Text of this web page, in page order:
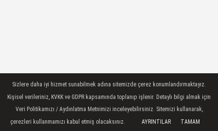
Sizlere daha iyi hizmet sunabilmek adına sitemizde çerez konumlandırmaktayız.
Kişisel verileriniz, KVKK ve GDPR kapsamında toplanıp işlenir. Detaylı bilgi almak için
Veri Politikamızı / Aydınlatma Metnimizi inceleyebilirsiniz. Sitemizi kullanarak,
çerezleri kullanmamızı kabul etmiş olacaksınız.
AYRINTILAR TAMAM